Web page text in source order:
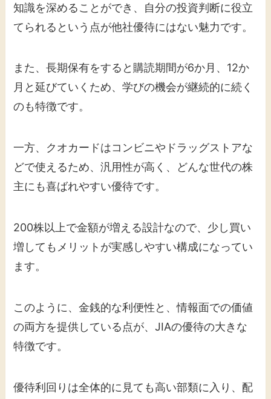
知識を深めることができ、自分の投資判断に役立
てられるという点が他社優待にはない魅力です。
また、長期保有をすると購読期間が6か月、12か
月と延びていくため、学びの機会が継続的に続く
のも特徴です。
一方、クオカードはコンビニやドラッグストアな
どで使えるため、汎用性が高く、どんな世代の株
主にも喜ばれやすい優待です。
200株以上で金額が増える設計なので、少し買い
増してもメリットが実感しやすい構成になってい
ます。
このように、金銭的な利便性と、情報面での価値
の両方を提供している点が、JIAの優待の大きな
特徴です。
優待利回りは全体的に見ても高い部類に入り、配